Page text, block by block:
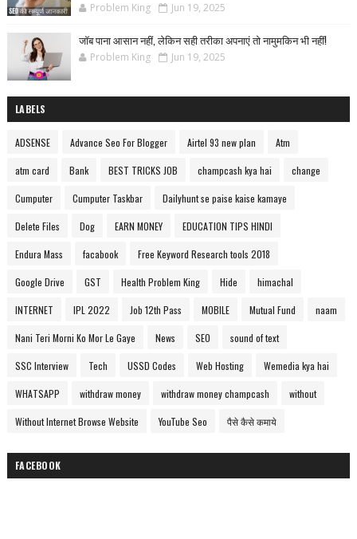
Problem King Jun 19, 2025
जॉब पाना आसान नहीं, लेकिन सही तरीका अपनाएं तो नामुमकिन भी नहीं!
Problem King Jun 19, 2025
LABELS
ADSENSE Advance Seo For Blogger Airtel 93 new plan Atm
atm card Bank BEST TRICKS JOB champcash kya hai change
Cumputer Cumputer Taskbar Dailyhunt se paise kaise kamaye
Delete Files Dog EARN MONEY EDUCATION TIPS HINDI
Endura Mass facabook Free Keyword Research tools 2018
Google Drive GST Health Problem King Hide himachal
INTERNET IPL 2022 Job 12th Pass MOBILE Mutual Fund naam
Nani Teri Morni Ko Mor Le Gaye News SEO sound of text
SSC Interview Tech USSD Codes Web Hosting Wemedia kya hai
WHATSAPP withdraw money withdraw money champcash without
Without Internet Browse Website YouTube Seo पैसे कैसे कमाये
FACEBOOK